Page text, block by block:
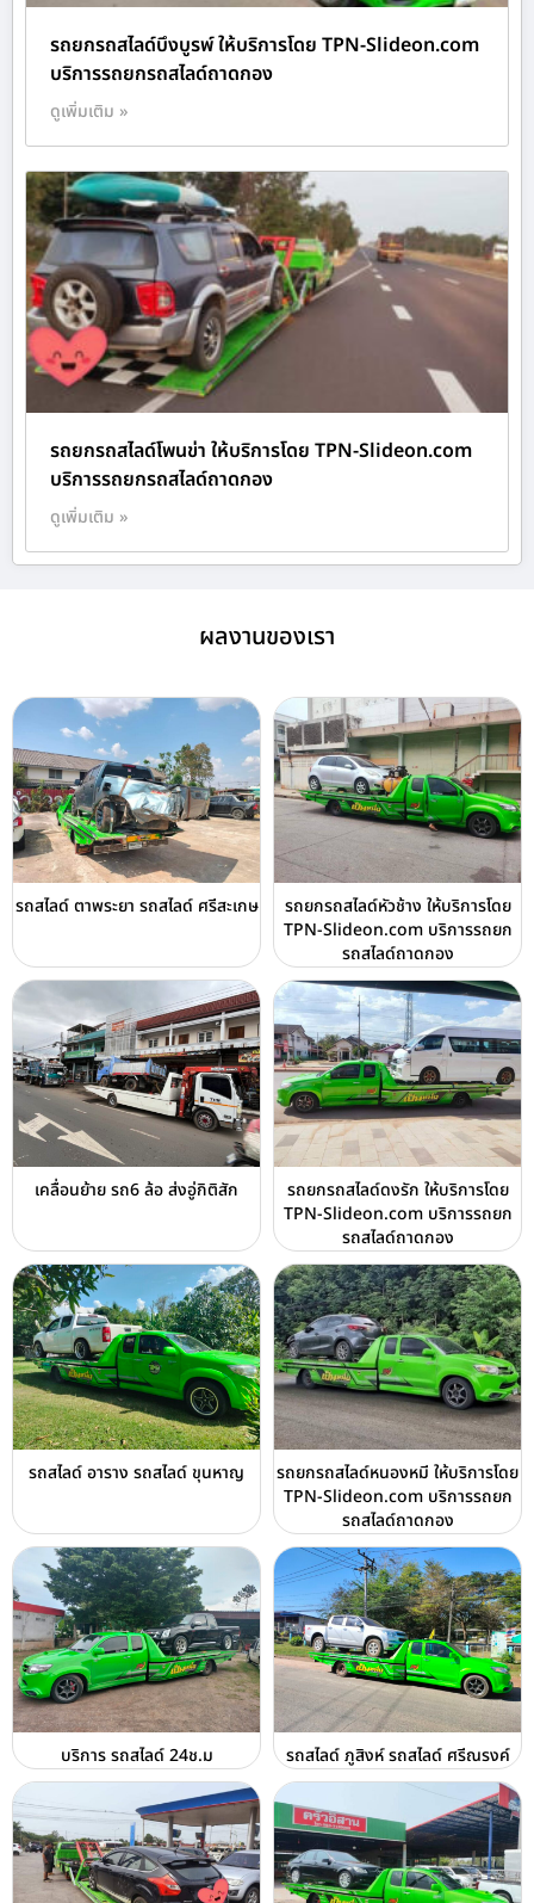
รถยกรถสไลด์บึงบูรพ์ ให้บริการโดย TPN-Slideon.com
บริการรถยกรถสไลด์ถาดกอง
ดูเพิ่มเติม »
รถยกรถสไลด์โพนข่า ให้บริการโดย TPN-Slideon.com
บริการรถยกรถสไลด์ถาดกอง
ดูเพิ่มเติม »
ผลงานของเรา
รถสไลด์ ตาพระยา รถสไลด์ ศรีสะเกษ
รถยกรถสไลด์หัวช้าง ให้บริการโดย
TPN-Slideon.com บริการรถยก
รถสไลด์ถาดกอง
เคลื่อนย้าย รถ6 ล้อ ส่งอู่กิติสัก
รถยกรถสไลด์ดงรัก ให้บริการโดย
TPN-Slideon.com บริการรถยก
รถสไลด์ถาดกอง
รถสไลด์ อาราง รถสไลด์ ขุนหาญ
รถยกรถสไลด์หนองหมี ให้บริการโดย
TPN-Slideon.com บริการรถยก
รถสไลด์ถาดกอง
บริการ รถสไลด์ 24ช.ม รถสไลด์ ภูสิงห์ รถสไลด์ ศรีณรงค์